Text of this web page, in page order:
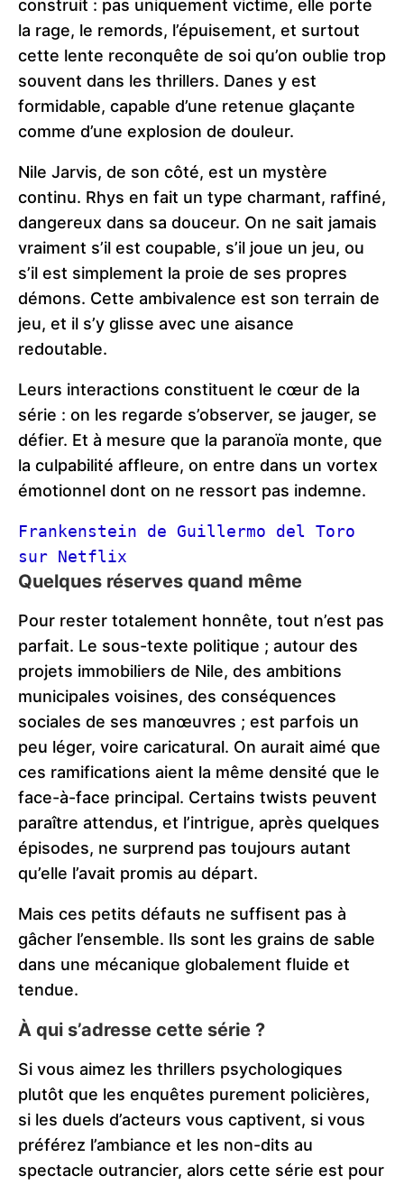
construit : pas uniquement victime, elle porte
la rage, le remords, l’épuisement, et surtout
cette lente reconquête de soi qu’on oublie trop
souvent dans les thrillers. Danes y est
formidable, capable d’une retenue glaçante
comme d’une explosion de douleur.
Nile Jarvis, de son côté, est un mystère
continu. Rhys en fait un type charmant, raffiné,
dangereux dans sa douceur. On ne sait jamais
vraiment s’il est coupable, s’il joue un jeu, ou
s’il est simplement la proie de ses propres
démons. Cette ambivalence est son terrain de
jeu, et il s’y glisse avec une aisance
redoutable.
Leurs interactions constituent le cœur de la
série : on les regarde s’observer, se jauger, se
défier. Et à mesure que la paranoïa monte, que
la culpabilité affleure, on entre dans un vortex
émotionnel dont on ne ressort pas indemne.
Frankenstein de Guillermo del Toro
sur Netflix
Quelques réserves quand même
Pour rester totalement honnête, tout n’est pas
parfait. Le sous-texte politique ; autour des
projets immobiliers de Nile, des ambitions
municipales voisines, des conséquences
sociales de ses manœuvres ; est parfois un
peu léger, voire caricatural. On aurait aimé que
ces ramifications aient la même densité que le
face-à-face principal. Certains twists peuvent
paraître attendus, et l’intrigue, après quelques
épisodes, ne surprend pas toujours autant
qu’elle l’avait promis au départ.
Mais ces petits défauts ne suffisent pas à
gâcher l’ensemble. Ils sont les grains de sable
dans une mécanique globalement fluide et
tendue.
À qui s’adresse cette série ?
Si vous aimez les thrillers psychologiques
plutôt que les enquêtes purement policières,
si les duels d’acteurs vous captivent, si vous
préférez l’ambiance et les non-dits au
spectacle outrancier, alors cette série est pour